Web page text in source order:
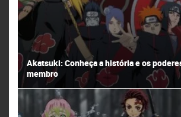
Akatsuki: Conheça a história e os
membro